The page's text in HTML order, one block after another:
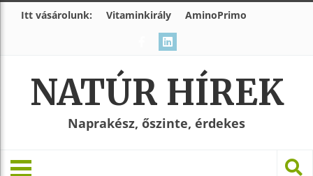
Itt vásárolunk: Vitaminkirály AminoPrimo
NATÚR HÍREK
Naprakész, őszinte, érdekes